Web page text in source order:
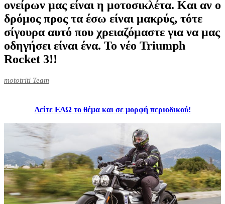
ονείρων μας είναι η μοτοσικλέτα. Και αν ο
δρόμος προς τα έσω είναι μακρύς, τότε
σίγουρα αυτό που χρειαζόμαστε για να μας
οδηγήσει είναι ένα. Το νέο Triumph
Rocket 3!!
mototriti Team
Δείτε ΕΔΩ το θέμα και σε μορφή περιοδικού!